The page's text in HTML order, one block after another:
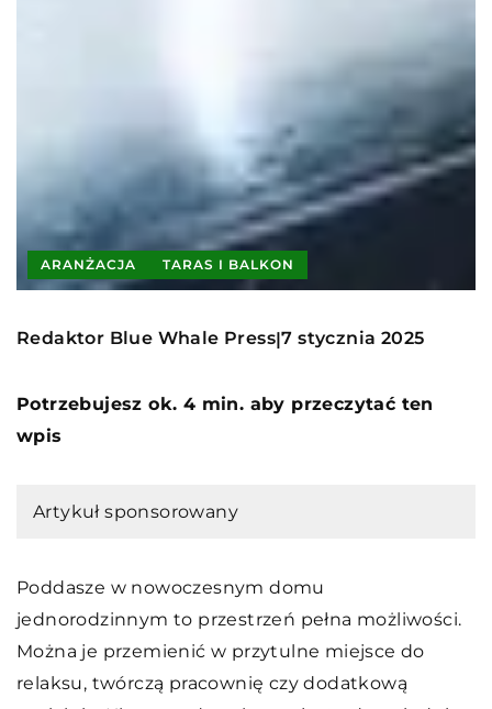
ARANŻACJA TARAS I BALKON
Redaktor Blue Whale Press|7 stycznia 2025
Potrzebujesz ok. 4 min. aby przeczytać ten
wpis
Artykuł sponsorowany
Poddasze w nowoczesnym domu
jednorodzinnym to przestrzeń pełna możliwości.
Można je przemienić w przytulne miejsce do
relaksu, twórczą pracownię czy dodatkową